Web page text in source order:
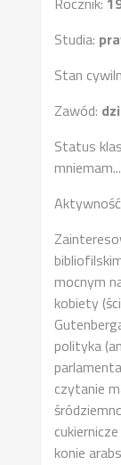
Studia:
Stan
Zawód:
Status
mniemam...
mocnym
kobiety
polityka
czytanie
konie